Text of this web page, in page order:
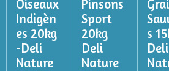
Oiseaux
Indigèn
es 20kg
-Deli
Nature
Pinsons
Sport
20kg
Deli
Nature
s
Deli